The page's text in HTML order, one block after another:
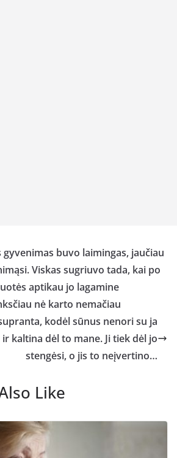
buvo laimingas, jaučiau
Viskas sugriuvo tada, kai po
aptikau jo lagamine
nė karto nemačiau
kodėl sūnus nenori su ja
kaltina dėl to mane. Ji tiek dėl jo
stengėsi, o jis to neįvertino…
Like